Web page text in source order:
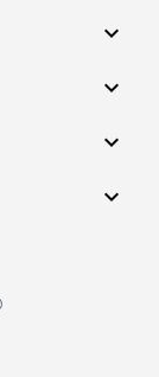
expand_more
expand_more
expand_more
expand_more